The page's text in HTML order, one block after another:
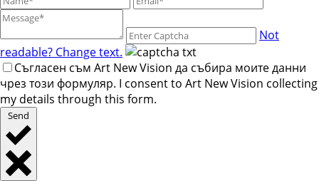
Not
readable? Change text.
Съгласен съм Art New Vision да събира моите данни
чрез този формуляр. I consent to Art New Vision collecting
my details through this form.
Send